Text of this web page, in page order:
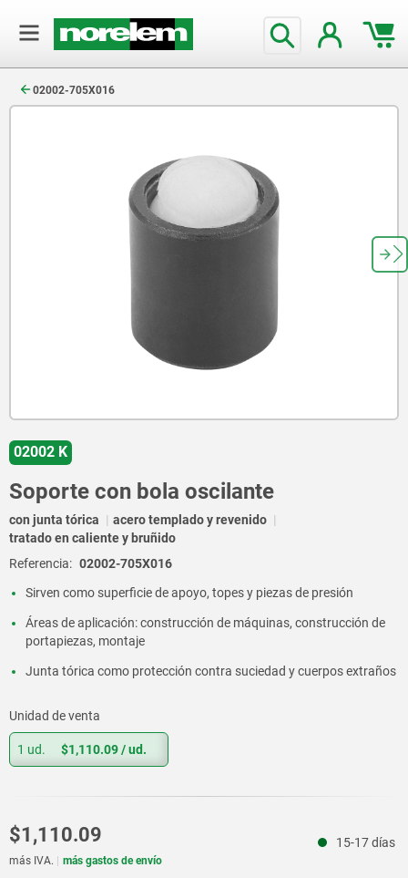
02002-705X016
02002 K
Soporte con bola oscilante
con junta tórica
acero templado y revenido
tratado en caliente y bruñido
Referencia: 02002-705X016
Sirven como superficie de apoyo, topes y piezas de presión
Áreas de aplicación: construcción de máquinas, construcción de
portapiezas, montaje
Junta tórica como protección contra suciedad y cuerpos extraños
Unidad de venta
1 ud. $1,110.09/ ud.
$1,110.09 15-17 días
más IVA. más gastos de envío